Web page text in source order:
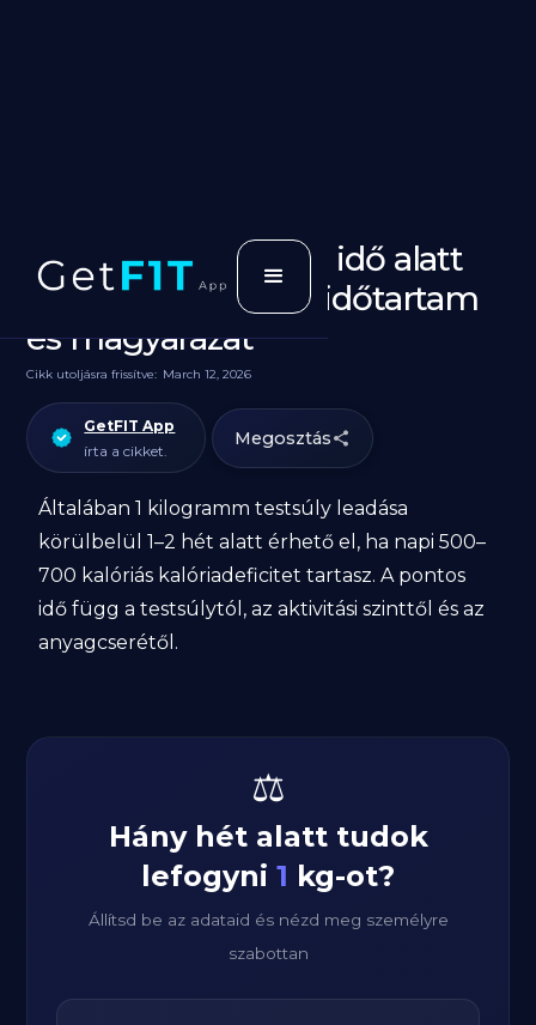
1 kg fogyás mennyi idő alatt
lehetséges? Reális időtartam
és magyarázat
Cikk utoljásra frissítve: March 12, 2026
GetFIT App
írta a cikket.
Megosztás
Általában 1 kilogramm testsúly leadása
körülbelül 1–2 hét alatt érhető el, ha napi 500–
700 kalóriás kalóriadeficitet tartasz. A pontos
idő függ a testsúlytól, az aktivitási szinttől és az
anyagcserétől.
⚖️
Hány hét alatt tudok
lefogyni 1 kg-ot?
Állítsd be az adataid és nézd meg személyre
szabottan